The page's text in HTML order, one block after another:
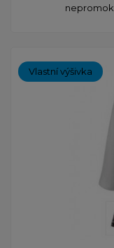
Vlastní výšivka